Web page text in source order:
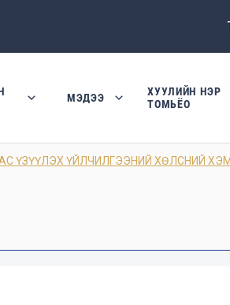
МЭДЭЭ
ХУУЛИЙН НЭР
ТОМЬЁО
ҮЗҮҮЛЭХ ҮЙЛЧИЛГЭЭНИЙ ХӨЛСНИЙ